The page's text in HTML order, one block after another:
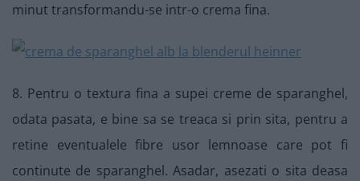
minut transformandu-se intr-o crema fina.
8. Pentru o textura fina a supei creme de sparanghel,
odata pasata, e bine sa se treaca si prin sita, pentru a
retine eventualele fibre usor lemnoase care pot fi
continute de sparanghel. Asadar, asezati o sita deasa